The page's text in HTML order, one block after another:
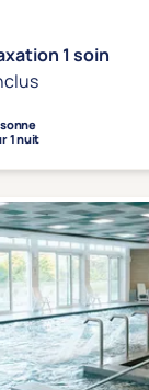
1 soin
1 nuit